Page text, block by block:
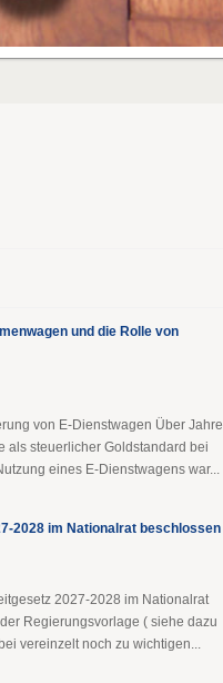
und die Rolle von
von E-Dienstwagen Über Jahre
als steuerlicher Goldstandard bei
eines E-Dienstwagens war...
2028 im Nationalrat beschlossen
2027-2028 im Nationalrat
Regierungsvorlage ( siehe dazu
vereinzelt noch zu wichtigen...